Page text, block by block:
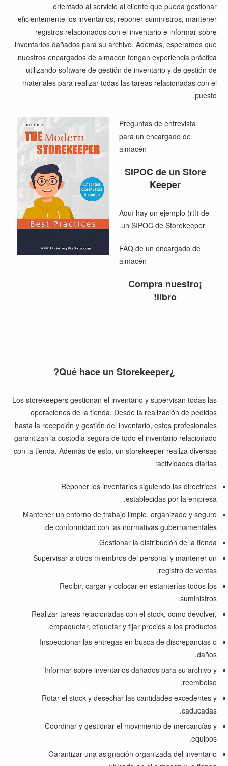
orientado al servicio al cliente que pueda gestionar
eficientemente los inventarios, reponer suministros, mantener
registros relacionados con el inventario e informar sobre
inventarios dañados para su archivo. Además, esperamos que
nuestros encargados de almacén tengan experiencia práctica
utilizando software de gestión de inventario y de gestión de
materiales para realizar todas las tareas relacionadas con el
puesto.
Preguntas de entrevista
para un encargado de
almacén
SIPOC de un Store
Keeper
Aquí hay un ejemplo (rtf) de
un SIPOC de Storekeeper
.
FAQde un encargado de
almacén
¡Compra nuestro
libro!
¿Qué hace un Storekeeper?
Los storekeepersgestionan el inventario y supervisan todas las
operaciones de la tienda. Desde la realización de pedidos
hasta la recepción y gestión del inventario, estos profesionales
garantizan la custodia segura de todo el inventario relacionado
con la tienda. Además de esto, un storekeeper realiza diversas
actividades diarias:
Reponer los inventarios siguiendo las directrices
establecidas por la empresa.
Mantener un entorno de trabajo limpio, organizado y seguro
de conformidad con las normativas gubernamentales.
Gestionar la distribución de la tienda.
Supervisar a otros miembros del personal y mantener un
registro de ventas.
Recibir, cargar y colocar en estanterías todos los
suministros.
Realizar tareas relacionadas con el stock, como devolver,
empaquetar, etiquetar y fijar precios a los productos.
Inspeccionar las entregas en busca de discrepancias o
daños.
Informar sobre inventarios dañados para su archivo y
reembolso.
Rotar el stock y desechar las cantidades excedentes y
caducadas.
Coordinar y gestionar el movimiento de mercancías y
equipos.
Garantizar una asignación organizada del inventario